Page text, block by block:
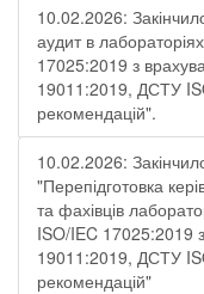
10.02.2026:
аудит в
17025:2019 з
19011:2019, ДСТУ
рекомендацій".
10.02.2026:
"Перепідготовка
та фахівців
ISO/IEC 17025:2019
19011:2019, ДСТУ
рекомендацій"